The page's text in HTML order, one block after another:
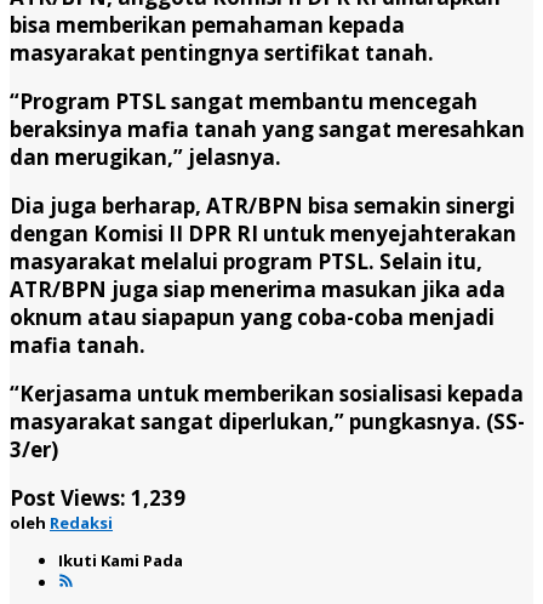
bisa memberikan pemahaman kepada
masyarakat pentingnya sertifikat tanah.
“Program PTSL sangat membantu mencegah
beraksinya mafia tanah yang sangat meresahkan
dan merugikan,” jelasnya.
Dia juga berharap, ATR/BPN bisa semakin sinergi
dengan Komisi II DPR RI untuk menyejahterakan
masyarakat melalui program PTSL. Selain itu,
ATR/BPN juga siap menerima masukan jika ada
oknum atau siapapun yang coba-coba menjadi
mafia tanah.
“Kerjasama untuk memberikan sosialisasi kepada
masyarakat sangat diperlukan,” pungkasnya. (SS-
3/er)
Post Views: 1,239
oleh Redaksi
Ikuti Kami Pada